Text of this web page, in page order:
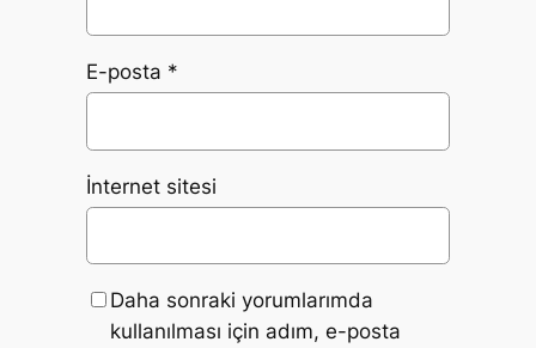
E-posta *
İnternet sitesi
Daha sonraki yorumlarımda
kullanılması için adım, e-posta